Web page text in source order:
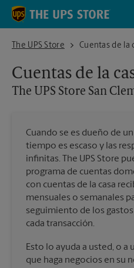
Skip to content
Return to Nav
The UPS Store
The UPS Store San Clemente
Cuentas de la
Cuentas de la
The UPS Store San
Cuando se es dueño de
tiempo es escaso y las
infinitas. The UPS Store
programa de cuentas
con cuentas de la casa
mensuales o semanales
seguimiento de los
cada transacción.
Esto lo ayuda a usted, o a
que haga negocios en su